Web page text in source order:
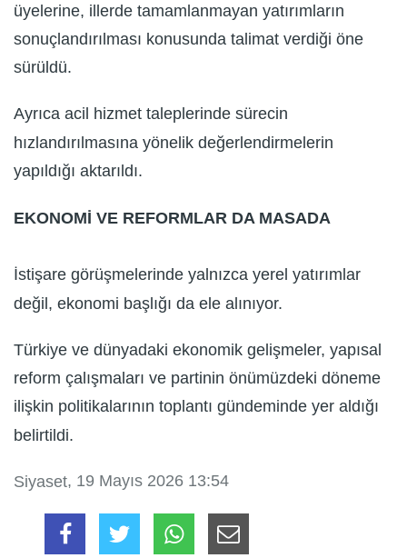
üyelerine, illerde tamamlanmayan yatırımların
sonuçlandırılması konusunda talimat verdiği öne
sürüldü.
Ayrıca acil hizmet taleplerinde sürecin
hızlandırılmasına yönelik değerlendirmelerin
yapıldığı aktarıldı.
EKONOMİ VE REFORMLAR DA MASADA
İstişare görüşmelerinde yalnızca yerel yatırımlar
değil, ekonomi başlığı da ele alınıyor.
Türkiye ve dünyadaki ekonomik gelişmeler, yapısal
reform çalışmaları ve partinin önümüzdeki döneme
ilişkin politikalarının toplantı gündeminde yer aldığı
belirtildi.
Siyaset, 19 Mayıs 2026 13:54